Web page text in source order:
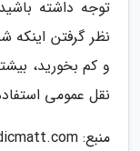
توجه داشته
نظر گرفتن اینکه
و کم بخورید،
نقل عمومی
منبع: nomadicmatt.com